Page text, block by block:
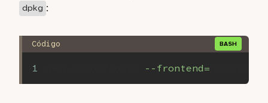
dpkg :
--frontend=